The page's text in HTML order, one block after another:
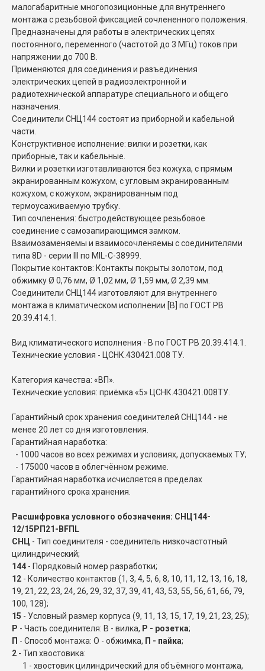
малогабаритные многопозиционные для внутреннего
монтажа с резьбовой фиксацией сочлененного положения.
Предназначены для работы в электрических цепях
постоянного, переменного (частотой до 3 МГц) токов при
напряжении до 700 В.
Применяются для соединения и разъединения
электрических цепей в радиоэлектронной и
радиотехнической аппаратуре специального и общего
назначения.
Соединители СНЦ144 состоят из приборной и кабельной
части.
Конструктивное исполнение: вилки и розетки, как
приборные, так и кабельные.
Вилки и розетки изготавливаются без кожуха, с прямым
экранированным кожухом, с угловым экранированным
кожухом, с кожухом, экранированным под
термоусаживаемую трубку.
Тип сочленения: быстродействующее резьбовое
соединение с самозапирающимся замком.
Взаимозаменяемы и взаимосочленяемы с соединителями
типа 8D - серии III по MIL-C-38999.
Покрытие контактов: Контакты покрыты золотом, под
обжимку Ø 0,76 мм, Ø 1,02 мм, Ø 1,59 мм, Ø 2,39 мм.
Соединители СНЦ144 изготовляют для внутреннего
монтажа в климатическом исполнении [В] по ГОСТ РВ
20.39.414.1.
Вид климатического исполнения - В по ГОСТ РВ 20.39.414.1.
Технические условия - ЦСНК.430421.008 ТУ.
Категория качества: «ВП».
Технические условия: приёмка «5» ЦСНК.430421.008ТУ.
Гарантийный срок хранения соединителей СНЦ144 - не
менее 20 лет со дня изготовления.
Гарантийная наработка:
- 1000 часов во всех режимах и условиях, допускаемых ТУ;
- 175000 часов в облегчённом режиме.
Гарантийная наработка исчисляется в пределах
гарантийного срока хранения.
Расшифровка условного обозначения: СНЦ144-
12/15РП21-BFПL
СНЦ - Тип соединителя - соединитель низкочастотный
цилиндрический;
144 - Порядковый номер разработки;
12 - Количество контактов (1, 3, 4, 5, 6, 8, 10, 11, 12, 13, 16, 18,
19, 21, 22, 23, 24, 26, 29, 32, 37, 39, 41, 43, 53, 55, 56, 61, 66, 79,
100, 128);
15 - Условный размер корпуса (9, 11, 13, 15, 17, 19, 21, 23, 25);
Р - Часть соединителя: В - вилка, Р - розетка;
П - Способ монтажа: О - обжимка, П - пайка;
2 - Тип хвостовика:
1 - хвостовик цилиндрический для объёмного монтажа,